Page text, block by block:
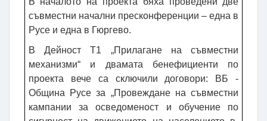
съвместни начални пресконференции – една в
Русе и една в Гюргево.
В Дейност Т1 „Прилагане на съвместни
механизми“ и двамата бенефициенти по
проекта вече са сключили договори: ВБ -
Община Русе за „Провеждане на съвместни
кампании за осведоменост и обучение по